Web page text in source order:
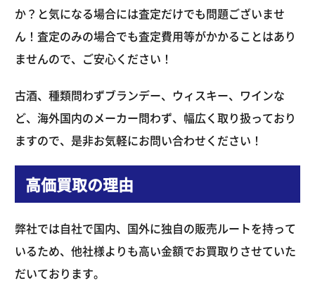
か？と気になる場合には査定だけでも問題ございませ
ん！査定のみの場合でも査定費用等がかかることはあり
ませんので、ご安心ください！
古酒、種類問わずブランデー、ウィスキー、ワインな
ど、海外国内のメーカー問わず、幅広く取り扱っており
ますので、是非お気軽にお問い合わせください！
高価買取の理由
弊社では自社で国内、国外に独自の販売ルートを持って
いるため、他社様よりも高い金額でお買取りさせていた
だいております。